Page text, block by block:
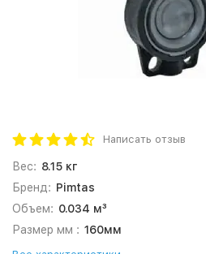
Написать отзыв
Вес: 8.15 кг
Бренд: Pimtas
Объем: 0.034 м³
Размер мм : 160мм